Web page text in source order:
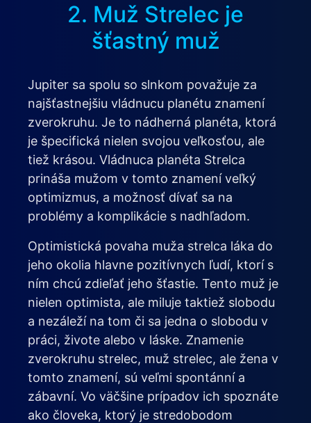
2. Muž Strelec je
šťastný muž
Jupiter sa spolu so slnkom považuje za
najšťastnejšiu vládnucu planétu znamení
zverokruhu. Je to nádherná planéta, ktorá
je špecifická nielen svojou veľkosťou, ale
tiež krásou. Vládnuca planéta Strelca
prináša mužom v tomto znamení veľký
optimizmus, a možnosť dívať sa na
problémy a komplikácie s nadhľadom.
Optimistická povaha muža strelca láka do
jeho okolia hlavne pozitívnych ľudí, ktorí s
ním chcú zdieľať jeho šťastie. Tento muž je
nielen optimista, ale miluje taktiež slobodu
a nezáleží na tom či sa jedna o slobodu v
práci, živote alebo v láske. Znamenie
zverokruhu strelec, muž strelec, ale žena v
tomto znamení, sú veľmi spontánní a
zábavní. Vo väčšine prípadov ich spoznáte
ako človeka, ktorý je stredobodom